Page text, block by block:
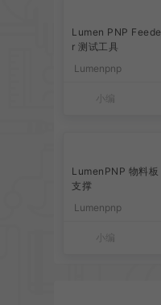
Lumen PNP Feede
r 测试工具
Lumenpnp
小编
LumenPNP 物料板
支撑
Lumenpnp
小编